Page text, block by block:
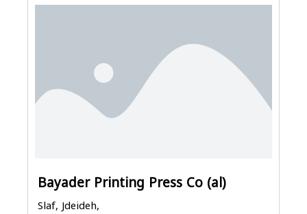
Bayader Printing Press Co (al)
Slaf, Jdeideh,